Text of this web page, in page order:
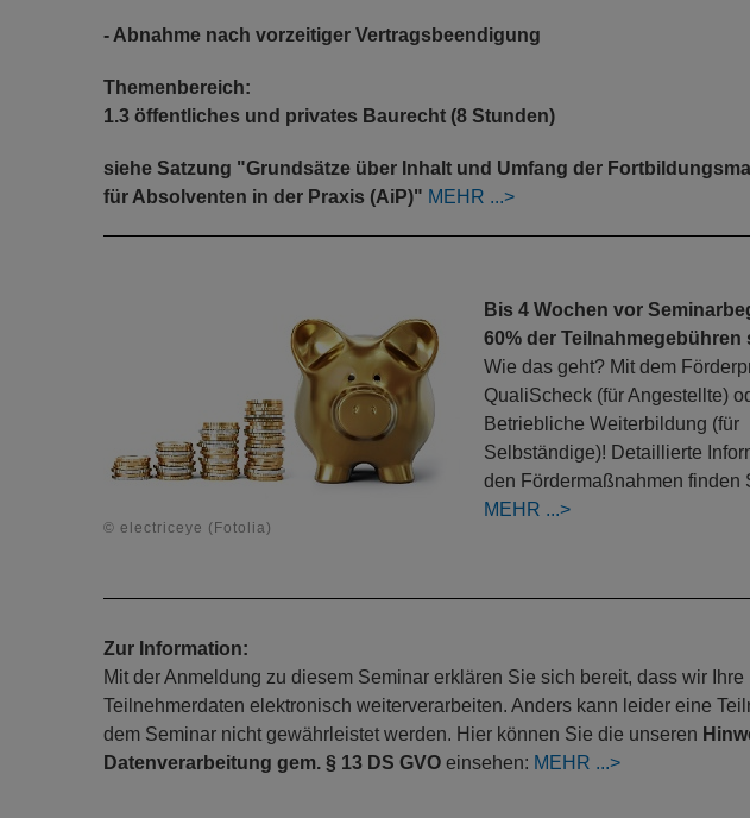
- Abnahme nach vorzeitiger Vertragsbeendigung
Themenbereich:
1.3 öffentliches und privates Baurecht (8 Stunden)
siehe Satzung "Grundsätze über Inhalt und Umfang der
für Absolventen in der Praxis (AiP)" MEHR
© electriceye (Fotolia)
Bis 4 Wochen vor
60% der Teilnahmegebühren
Wie das geht? Mit dem
QualiScheck (für Angestellte)
Betriebliche Weiterbildung (für
Selbständige)! Detaillierte
den Fördermaßnahmen finden
MEHR
Zur Information:
Mit der Anmeldung zu diesem Seminar erklären Sie sich bereit, dass wir Ihre
Teilnehmerdaten elektronisch weiterverarbeiten. Anders kann leider eine
dem Seminar nicht gewährleistet werden. Hier können Sie die unseren
Datenverarbeitung gem. § 13 DS GVO einsehen: MEHR